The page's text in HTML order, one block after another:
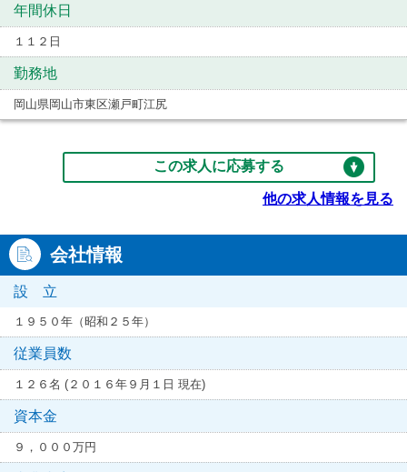
年間休日
１１２日
勤務地
岡山県岡山市東区瀬戸町江尻
この求人に応募する
他の求人情報を見る
会社情報
設 立
１９５０年（昭和２５年）
従業員数
１２６名 (２０１６年９月１日 現在)
資本金
９，０００万円